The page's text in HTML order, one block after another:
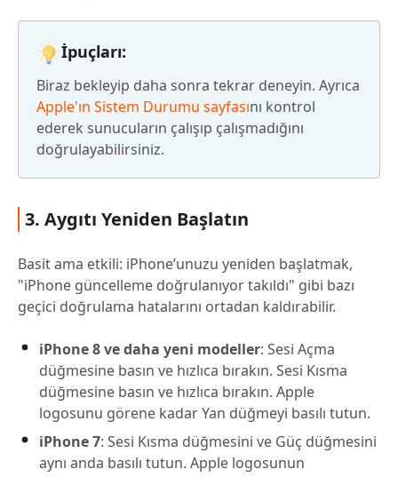
İpuçları:
Biraz bekleyip daha sonra tekrar deneyin. Ayrıca
Apple'ın Sistem Durumu sayfasını kontrol
ederek sunucuların çalışıp çalışmadığını
doğrulayabilirsiniz.
3. Aygıtı Yeniden Başlatın
Basit ama etkili: iPhone’unuzu yeniden başlatmak,
"iPhone güncelleme doğrulanıyor takıldı" gibi bazı
geçici doğrulama hatalarını ortadan kaldırabilir.
iPhone 8 ve daha yeni modeller: Sesi Açma
düğmesine basın ve hızlıca bırakın. Sesi Kısma
düğmesine basın ve hızlıca bırakın. Apple
logosunu görene kadar Yan düğmeyi basılı tutun.
iPhone 7: Sesi Kısma düğmesini ve Güç düğmesini
aynı anda basılı tutun. Apple logosunun